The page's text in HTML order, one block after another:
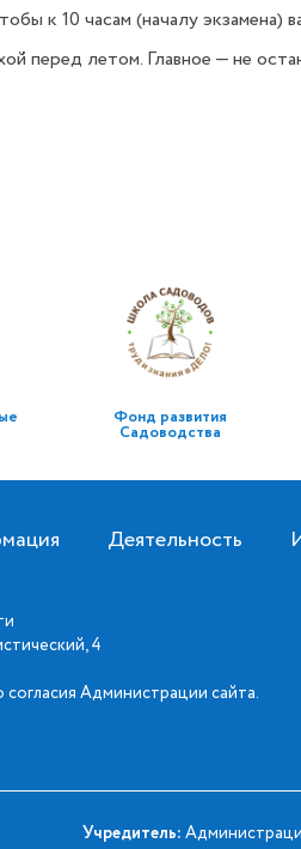
к 10 часам (началу экзамена)
перед летом. Главное — не
Фонд развития
Садоводства
Деятельность
4
Администрации сайта.
Учредитель: